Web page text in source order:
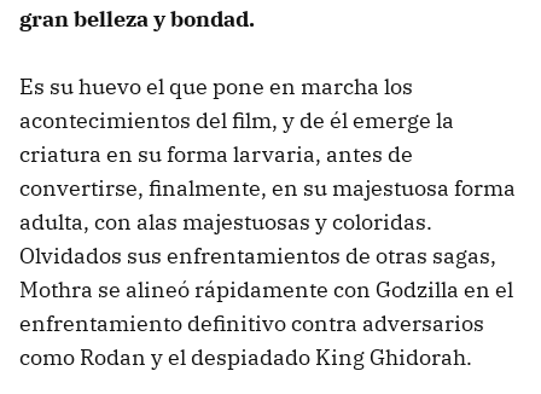
gran belleza y bondad.
Es su huevo el que pone en marcha los
acontecimientos del film, y de él emerge la
criatura en su forma larvaria, antes de
convertirse, finalmente, en su majestuosa forma
adulta, con alas majestuosas y coloridas.
Olvidados sus enfrentamientos de otras sagas,
Mothra se alineó rápidamente con Godzilla en el
enfrentamiento definitivo contra adversarios
como Rodan y el despiadado King Ghidorah.